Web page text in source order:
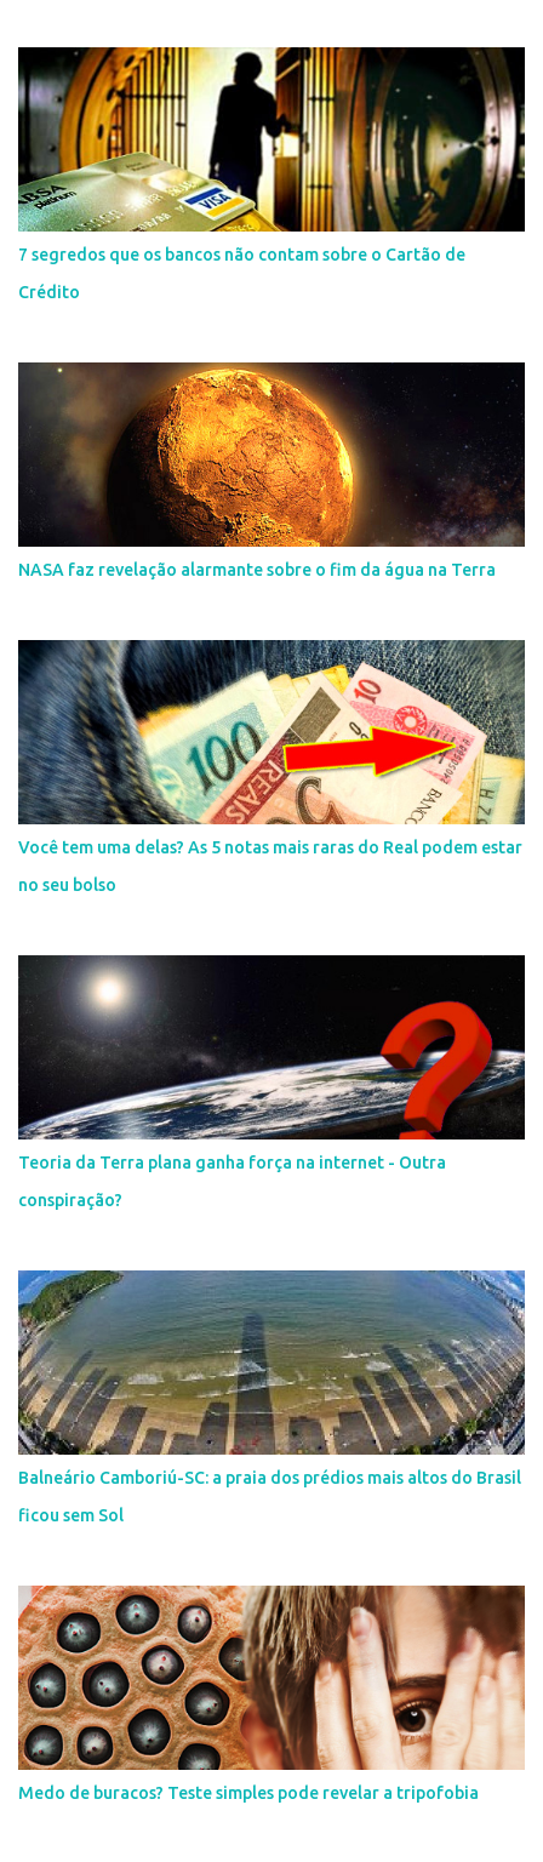
7 segredos que os bancos não contam sobre o Cartão de
Crédito
NASA faz revelação alarmante sobre o fim da água na Terra
Você tem uma delas? As 5 notas mais raras do Real podem estar
no seu bolso
Teoria da Terra plana ganha força na internet - Outra
conspiração?
Balneário Camboriú-SC: a praia dos prédios mais altos do Brasil
ficou sem Sol
Medo de buracos? Teste simples pode revelar a tripofobia